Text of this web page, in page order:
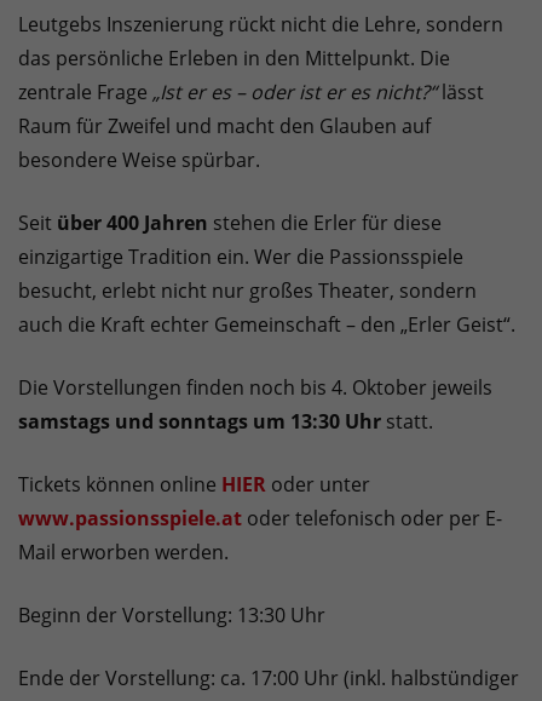
Leutgebs Inszenierung rückt nicht die Lehre, sondern
das persönliche Erleben in den Mittelpunkt. Die
zentrale Frage „Ist er es – oder ist er es nicht?“lässt
Raum für Zweifel und macht den Glauben auf
besondere Weise spürbar.
Seit über 400 Jahren stehen die Erler für diese
einzigartige Tradition ein. Wer die Passionsspiele
besucht, erlebt nicht nur großes Theater, sondern
auch die Kraft echter Gemeinschaft – den „Erler Geist“.
Die Vorstellungen finden noch bis 4. Oktober jeweils
samstags und sonntags um 13:30 Uhr statt.
Tickets können online HIER oder unter
www.passionsspiele.at oder telefonisch oder per E-
Mail erworben werden.
Beginn der Vorstellung: 13:30 Uhr
Ende der Vorstellung: ca. 17:00 Uhr (inkl. halbstündiger